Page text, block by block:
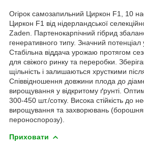
Огірок самозапильний Циркон F1, 10
Циркон F1 від нідерландської
Zaden. Партенокарпічний гібрид
генеративного типу. Значний потенціал
Стабільна віддача урожаю протягом
для свіжого ринку та переробки.
щільність і залишаються хрусткими
Співвідношення довжини плода до
вирощування у відкритому ґрунті.
300-450 шт./сотку. Висока стійкість до
вирощування та захворювань
пероноспорозу).
Приховати